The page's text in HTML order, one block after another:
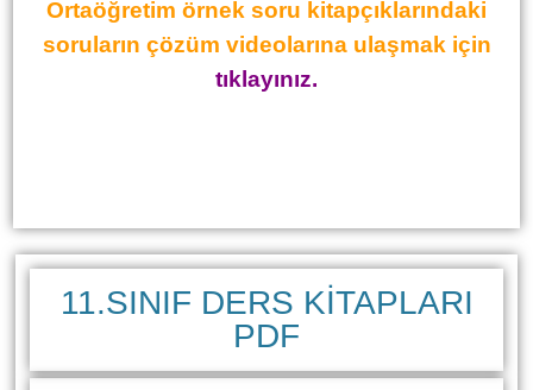
Ortaöğretim örnek soru kitapçıklarındaki
soruların çözüm videolarına ulaşmak için
tıklayınız.
11.SINIF DERS KİTAPLARI
PDF